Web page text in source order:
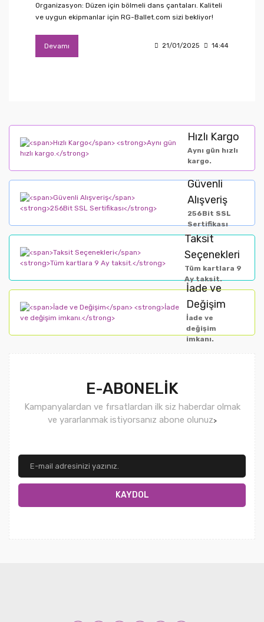
Organizasyon: Düzen için bölmeli dans çantaları. Kaliteli
ve uygun ekipmanlar için RG-Ballet.com sizi bekliyor!
Devamı 21/01/2025 14:44
Hızlı Kargo
Aynı gün hızlı
kargo.
Güvenli
Alışveriş
256Bit SSL
Sertifikası
Taksit
Seçenekleri
Tüm kartlara 9
Ay taksit.
İade ve
Değişim
İade ve
değişim
imkanı.
E-ABONELİK
Kampanyalardan ve fırsatlardan ilk siz haberdar olmak
ve yararlanmak istiyorsanız abone olunuz>
KAYDOL